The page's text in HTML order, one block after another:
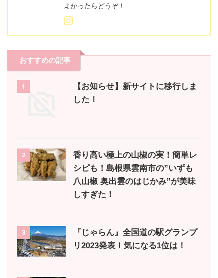
よかったらどうぞ！
おすすめの記事
1
【お知らせ】新サイトに移行しま
した！
2
香り高い極上の山椒の実！簡単レ
シピも！島根県雲南市の”いずも
八山椒 奥出雲のはじかみ”が美味
しすぎた！
3
『じゃらん』全国道の駅グランプ
リ2023発表！気になる1位は！